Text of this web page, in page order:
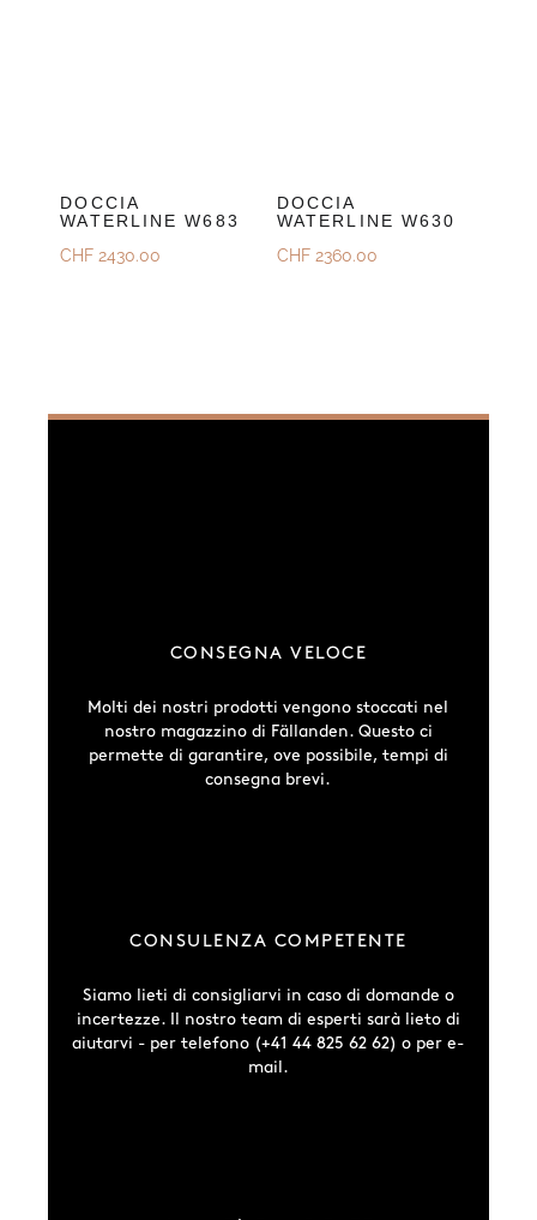
DOCCIA
WATERLINE W683
CHF 2430.00
DOCCIA
WATERLINE W630
CHF2360.00
CONSEGNA VELOCE
Molti dei nostri prodotti vengono stoccati nel
nostro magazzino di Fällanden. Questo ci
permette di garantire, ove possibile, tempi di
consegna brevi.
CONSULENZA COMPETENTE
Siamo lieti di consigliarvi in caso di domande o
incertezze. Il nostro team di esperti sarà lieto di
aiutarvi - per telefono (+41 44 825 62 62) o per e-
mail.